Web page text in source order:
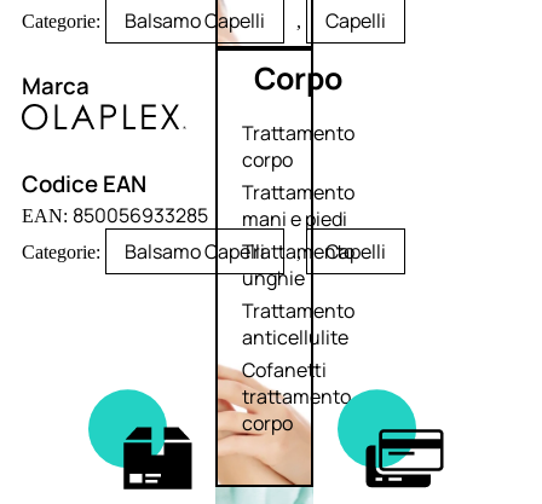
Corpo
Trattamento
corpo
Trattamento
mani e piedi
Trattamento
unghie
Trattamento
anticellulite
Cofanetti
trattamento
corpo
Categorie: Balsamo Capelli , Capelli
Marca
Codice EAN
EAN: 850056933285
Categorie: Balsamo Capelli , Capelli